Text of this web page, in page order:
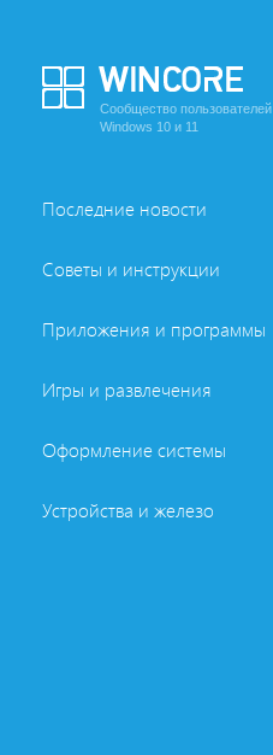
Сообщество пользователей
Windows 10 и 11
Последние новости
Советы и инструкции
Приложения и программы
Игры и развлечения
Оформление системы
Устройства и железо